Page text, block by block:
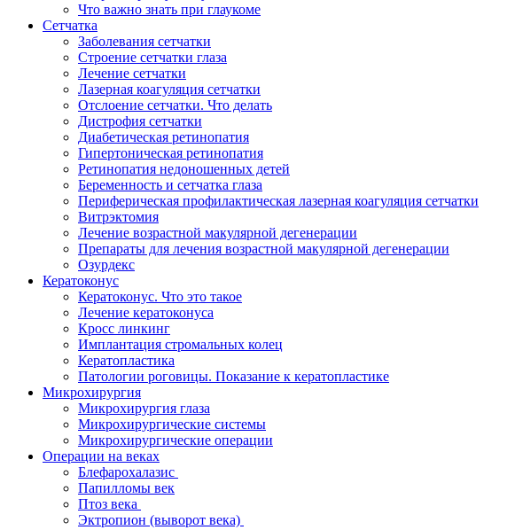
Что важно знать при глаукоме
Сетчатка
Заболевания сетчатки
Строение сетчатки глаза
Лечение сетчатки
Лазерная коагуляция сетчатки
Отслоение сетчатки. Что делать
Дистрофия сетчатки
Диабетическая ретинопатия
Гипертоническая ретинопатия
Ретинопатия недоношенных детей
Беременность и сетчатка глаза
Периферическая профилактическая лазерная коагуляция сетчатки
Витрэктомия
Лечение возрастной макулярной дегенерации
Препараты для лечения возрастной макулярной дегенерации
Озурдекс
Кератоконус
Кератоконус. Что это такое
Лечение кератоконуса
Кросс линкинг
Имплантация стромальных колец
Кератопластика
Патологии роговицы. Показание к кератопластике
Микрохирургия
Микрохирургия глаза
Микрохирургические системы
Микрохирургические операции
Операции на веках
Блефарохалазис
Папилломы век
Птоз века
Эктропион (выворот века)